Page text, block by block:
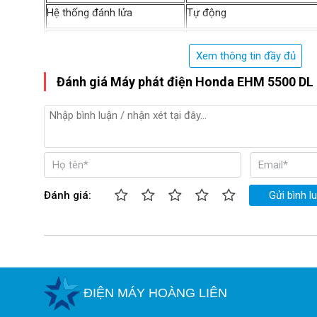
Hệ thống đánh lửa
Tự động
1.1
1 xilanh, OHV25 0, làm
bằng gió
N.W./G.W.(Kg)
73.5/76
Kích thước (mm)
700 X 550 X 580
Xem thông tin đầy đủ
Đánh giá Máy phát điện Honda EHM 5500 DL
Đánh giá: Gửi bình
ĐIỆN MÁY HOÀNG LIÊN